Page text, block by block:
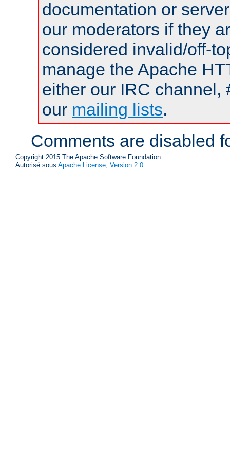
documentation or
our moderators if they
considered invalid/off-
manage the Apache
either our IRC channel,
our mailing lists.
Comments are disabled
Copyright 2015 The Apache Software Foundation.
Autorisé sous Apache License, Version 2.0